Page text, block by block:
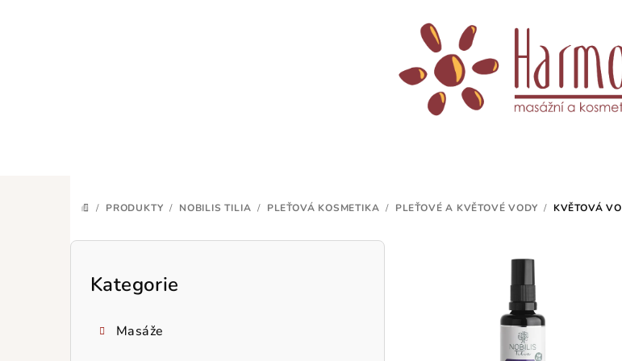
DOMŮ
/ PRODUKTY / NOBILIS TILIA / PLEŤOVÁ KOSMETIKA / PLEŤOVÉ A KVĚTOVÉ VODY / KVĚTOVÁ
P
Přeskočit
Kategorie
Masáže